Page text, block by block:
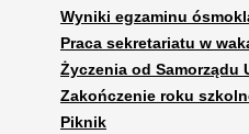
Wyniki egzaminu
Praca sekretariatu w
Życzenia od Samorządu
Zakończenie roku
Piknik